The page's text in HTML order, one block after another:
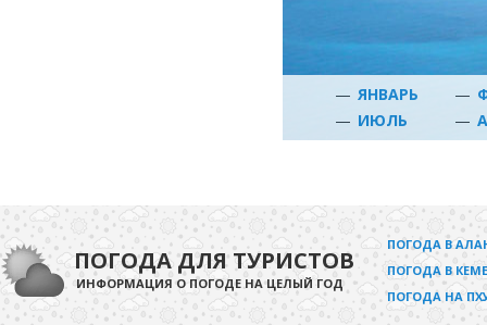
— ЯНВАРЬ —
— ИЮЛЬ —
ПОГОДА ДЛЯ ТУРИСТОВ
ИНФОРМАЦИЯ О ПОГОДЕ НА ЦЕЛЫЙ ГОД
ПОГОДА В
ПОГОДА В
ПОГОДА НА